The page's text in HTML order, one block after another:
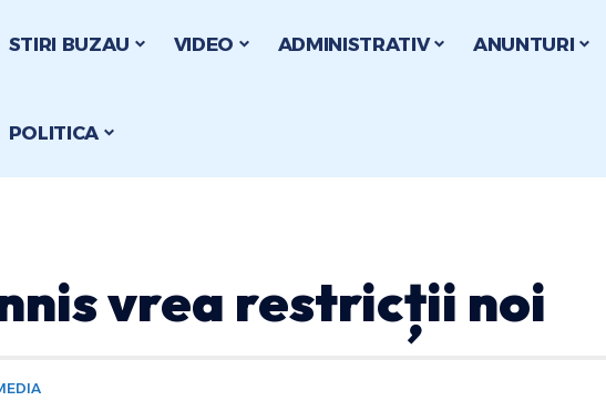
STIRI BUZAU VIDEO ADMINISTRATIV ANUNTURI
POLITICA
vrea restricții noi